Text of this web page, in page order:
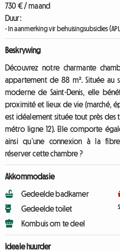
730 € / maand
Duur:
- In aanmerking vir behuisingsubsidies
Beskrywing
Découvrez notre charmante
appartement de 88 m². Située au
moderne de Saint-Denis, elle
proximité et lieux de vie (marché,
est idéalement située tout près des
métro ligne 12). Elle comporte
ainsi qu’une connexion à la
réserver cette chambre ?
Akkommodasie
Gedeelde badkamer
Gedeelde toilet
Kombuis om te deel
Ideale huurder